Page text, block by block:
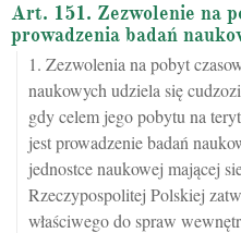
Art. 151. Zezwolenie na
prowadzenia badań
1. Zezwolenia na pobyt
naukowych udziela się
gdy celem jego pobytu na
jest prowadzenie badań
jednostce naukowej mającej
Rzeczypospolitej Polskiej
właściwego do spraw